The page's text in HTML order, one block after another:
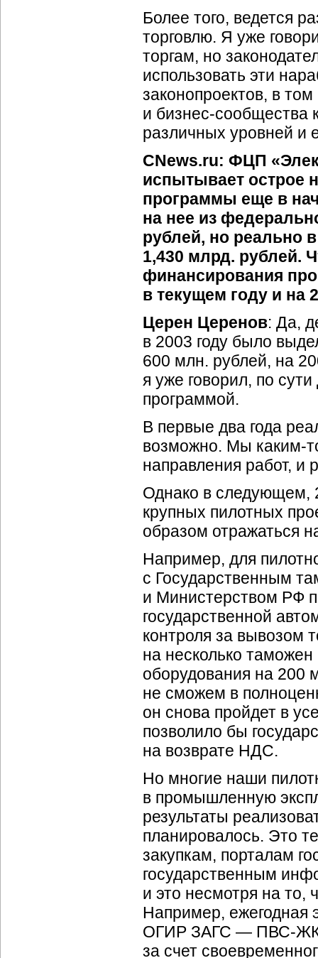
Более того, ведется
торговлю. Я уже
торгам, но
использовать эти
законопроектов, в
и бизнес-сообщества
различных уровней и
CNews.ru: ФЦП
испытывает острое
программы еще в
на нее из
рублей, но реально
1,430 млрд. рублей.
финансирования
в текущем году и на
Церен Церенов: Да,
в 2003 году было
600 млн. рублей, на
я уже говорил, по
программой.
В первые два года
возможно. Мы каким-
направления работ, и
Однако в следующем,
крупных пилотных
образом отражаться
Например, для
с Государственным
и Министерством РФ
государственной
контроля за вывозом
на несколько
оборудования на 200
не сможем в
он снова пройдет в
позволило бы
на возврате НДС.
Но многие наши
в промышленную
результаты
планировалось. Это
закупкам, порталам
государственным
и это несмотря на то,
Например, ежегодная
ОГИР ЗАГС — ПВС-
за счет